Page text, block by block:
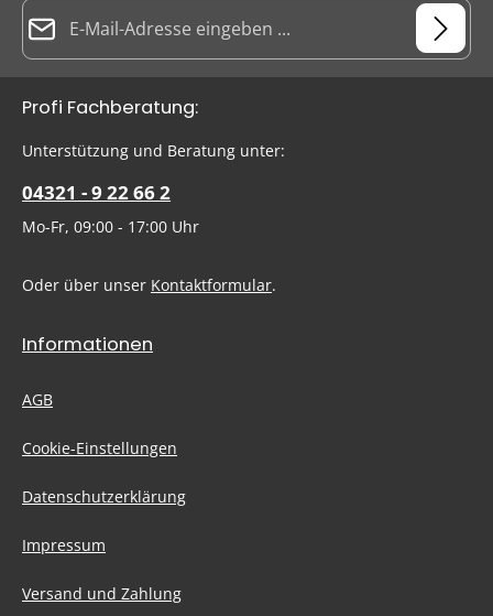
E-Mail-Adresse*
Datenschutz
Ich habe dieDatenschutzbestimmungen
einverstanden.
Um weiterzugehen, geben Sie die oben abgebildeten Zeichen
ein*
Die mit einem Stern (*) markierten Felder sind Pflichtfelder.
Profi Fachberatung:
Unterstützung und Beratung unter:
04321 - 9 22 66 2
Mo-Fr, 09:00 - 17:00 Uhr
Oder über unser Kontaktformular.
Informationen
AGB
Cookie-Einstellungen
Datenschutzerklärung
Impressum
Versand und Zahlung